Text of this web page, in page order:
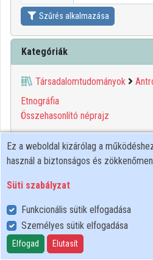
Közreműködők
Szűrés alkalmazása
Kategóriák
Társadalomtudományok
Etnográfia
Összehasonlító néprajz
00:26:02
Ez a weboldal kizárólag a
használ a biztonságos és
Süti szabályzat
Funkcionális sütik elfogadása
Személyes sütik elfogadása
Elfogad Elutasít